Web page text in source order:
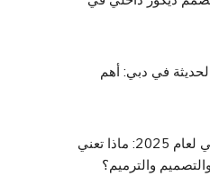
في دبي: أهم
لوائح البناء الجديدة في دبي لعام 2025: ماذا تعني
والترميم؟